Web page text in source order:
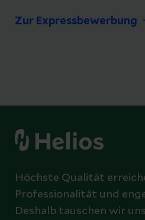
Zur Expressbewerbung
Höchste Qualität
Professionalität und
Deshalb tauschen wir